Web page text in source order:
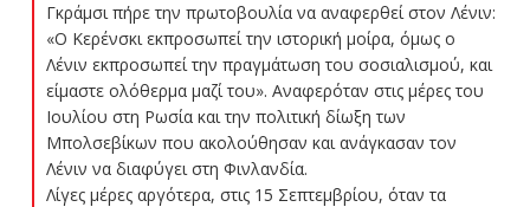
Γκράμσι πήρε την πρωτοβουλία να αναφερθεί στον Λένιν:
«Ο Κερένσκι εκπροσωπεί την ιστορική μοίρα, όμως ο
Λένιν εκπροσωπεί την πραγμάτωση του σοσιαλισμού, και
είμαστε ολόθερμα μαζί του». Αναφερόταν στις μέρες του
Ιουλίου στη Ρωσία και την πολιτική δίωξη των
Μπολσεβίκων που ακολούθησαν και ανάγκασαν τον
Λένιν να διαφύγει στη Φινλανδία.
Λίγες μέρες αργότερα, στις 15 Σεπτεμβρίου, όταν τα